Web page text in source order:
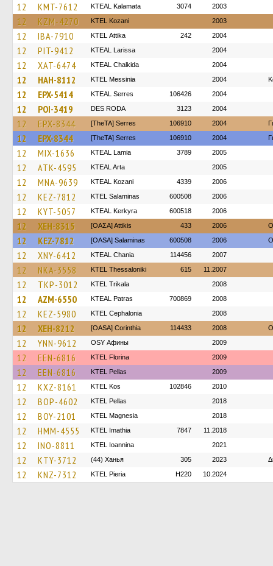
12 KMT-7612 KTEAL Kalamata 3074 2003
12 KZM-4270 ΚΤΕL Kozani 2003
12 IBA-7910 KΤΕL Αttika 242 2004
12 PIT-9412 KTEAL Larissa 2004
12 XAT-6474 KTEAL Chalkida 2004
12 HAH-8112 KTEL Messinia 2004
12 EPX-5414 KTEAL Serres 106426 2004
12 POI-3419 DES RODA 3123 2004
12 EPX-8344 [TheTA] Serres 106910 2004
12 EPX-8344 [TheTA] Serres 106910 2004
12 MIX-1636 KTEAL Lamia 3789 2005
12 ATK-4595 KTEAL Arta 2005
12 MNA-9639 KTEAL Kozani 4339 2006
12 KEZ-7812 KTEL Salaminas 600508 2006
12 KYT-5057 KTEAL Kerkyra 600518 2006
12 XEH-8315 [ΟΑΣΑ] Αttikis 433 2006
12 KEZ-7812 [OASA] Salaminas 600508 2006
12 XNY-6412 KTEAL Chania 114456 2007
12 NKA-3558 KTEL Thessaloniki 615 11.2007
12 TKP-3012 ΚΤΕL Τrikala 2008
12 AZM-6550 KTEAL Patras 700869 2008
12 KEZ-5980 KTEL Cephalonia 2008
12 XEH-8212 [OASA] Corinthia 114433 2008
12 YNN-9612 OSY Афины 2009
12 EEN-6816 KTEL Florina 2009
12 EEN-6816 KTEL Pellas 2009
12 KXZ-8161 KTEL Kos 102846 2010
12 BOP-4602 KTEL Pellas 2018
12 BOY-2101 ΚΤΕL Magnesia 2018
12 HMM-4555 KTEL Imathia 7847 11.2018
12 INO-8811 KTEL Ioannina 2021
12 KTY-3712 (44) Ханья 305 2023
12 KNZ-7312 KTEL Pieria H220 10.2024